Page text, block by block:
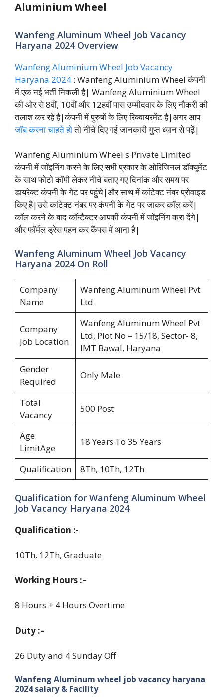
Aluminium Wheel
Wanfeng Aluminum Wheel Job Vacancy
Haryana 2024 Overview
Wanfeng Aluminium Wheel Job Vacancy
Haryana 2024 : Wanfeng Aluminium Wheel कंपनी
में एक नई भर्ती निकली है| Wanfeng Aluminium Wheel
की ओर से 8वीं, 10वीं और 12हवीं पास उम्मीदवार के लिए नौकरी की
तलाश कर रहे है|कंपनी में पुरुषों के लिए रिक्वायरमेंट है|अगर आप
जॉब करना चाहते होतो नीचे दिए गई जानकारी गुप्त ध्यान से पढ़ें|
Wanfeng Aluminium Wheel s Private Limited
कंपनी में जॉइनिंग करने के लिए सभी प्रकार के ओरिजिनल डॉक्यूमेंट
के साथ फोटो कॉपी लेकर नीचे बताए गए दिनांक और समय पर
डायरेक्ट कंपनी के गेट पर पहुंचे|और साथ में कांटेक्ट नंबर प्रोवाइड
किए है|उसे कांटेक्ट नंबर पर कंपनी के गेट पर जाकर कॉल करें|
कॉल करने के बाद कॉन्टैक्टर आपकी कंपनी में जॉइनिंग करा देंगे|
और फॉर्मल ड्रेस पहन कर कैंपस में आना है|
Wanfeng Aluminum Wheel Job Vacancy
Haryana 2024 On Roll
Company
Name
Wanfeng Aluminum Wheel Pvt
Ltd
Company
Job Location
Wanfeng Aluminum Wheel Pvt
Ltd, Plot No – 15/18, Sector- 8,
IMT Bawal, Haryana
Gender
Required
Only Male
Total
Vacancy
500 Post
Age
LimitAge
18 Years To 35 Years
Qualification 8Th, 10Th, 12Th
Qualification for Wanfeng Aluminum Wheel
Job Vacancy Haryana 2024
Qualification :-
10Th, 12Th, Graduate
Working Hours :–
8 Hours + 4 Hours Overtime
Duty :–
26 Duty and 4 Sunday Off
Wanfeng Aluminum wheel job vacancy haryana
2024 salary & Facility